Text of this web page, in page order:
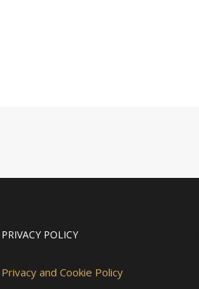
PRIVACY POLICY
Privacy and Cookie Policy